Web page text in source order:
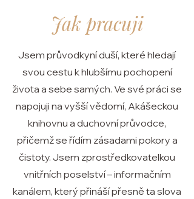
Jak pracuji
Jsem průvodkyní duší, které hledají
svou cestu k hlubšímu pochopení
života a sebe samých. Ve své práci se
napojuji na vyšší vědomí, Akášeckou
knihovnu a duchovní průvodce,
přičemž se řídím zásadami pokory a
čistoty. Jsem zprostředkovatelkou
vnitřních poselství – informačním
kanálem, který přináší přesně ta slova